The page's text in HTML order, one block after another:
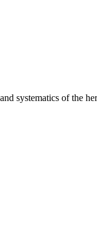
systematics of the